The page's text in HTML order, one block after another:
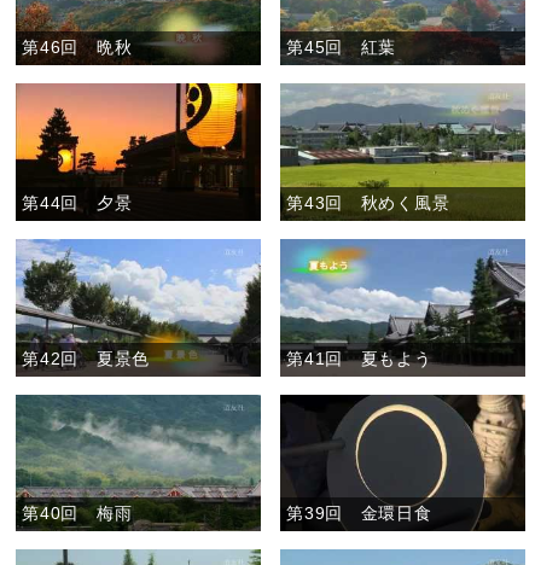
第46回 晩秋 第45回 紅葉
第44回 夕景 第43回 秋めく風景
第42回 夏景色 第41回 夏もよう
第40回 梅雨 第39回 金環日食